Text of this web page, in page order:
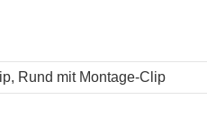
Rund mit Montage-Clip